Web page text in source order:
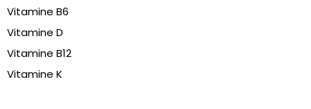
Vitamine B6
Vitamine D
Vitamine B12
Vitamine K